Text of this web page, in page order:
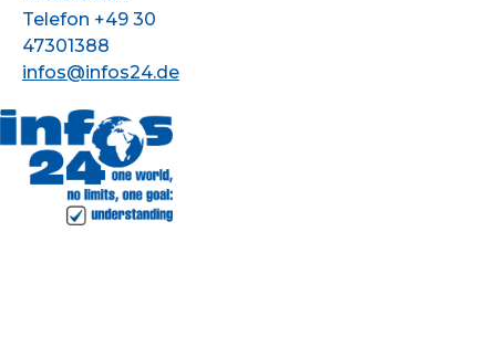
Telefon +49 30
47301388
infos@infos24.de